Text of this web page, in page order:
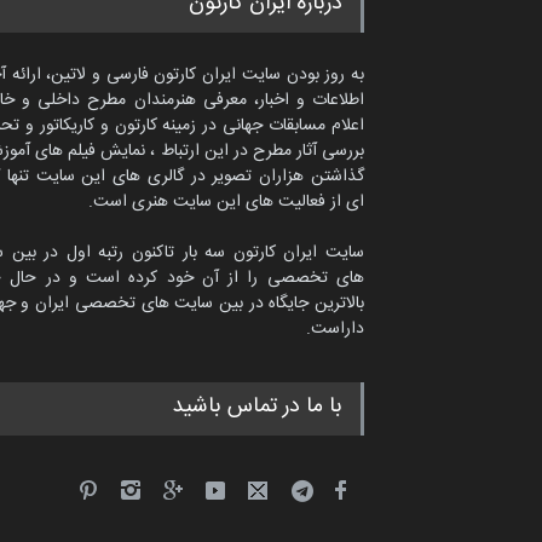
به روز بودن سایت ایران کارتون فارسی و لاتین، ارائه
اطلاعات و اخبار، معرفی هنرمندان مطرح داخلی و
اعلام مسابقات جهانی در زمینه کارتون و کاریکاتور و
بررسی آثار مطرح در این ارتباط ، نمایش فیلم های
گذاشتن هزاران تصویر در گالری های این سایت
ای از فعالیت های این سایت هنری است.
سایت ایران کارتون سه بار تاکنون رتبه اول در
های تخصصی را از آن خود کرده است و در حال
بالاترین جایگاه در بین سایت های تخصصی ایران و
داراست.
با ما در تماس باشید
امین الحباره از عربستان سعودی
کاریکاتور